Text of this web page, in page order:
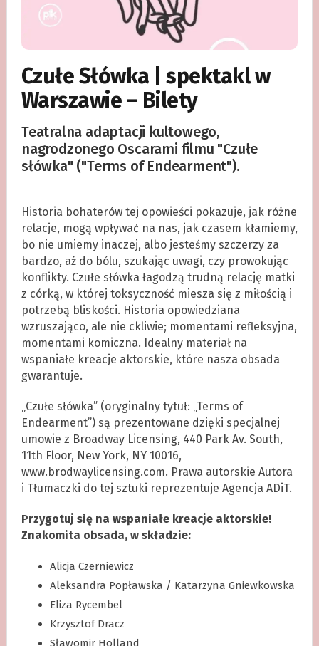
Czułe Słówka | spektakl w
Warszawie – Bilety
Teatralna adaptacji kultowego,
nagrodzonego Oscarami filmu "Czułe
słówka" ("Terms of Endearment").
Historia bohaterów tej opowieści pokazuje, jak różne
relacje, mogą wpływać na nas, jak czasem kłamiemy,
bo nie umiemy inaczej, albo jesteśmy szczerzy za
bardzo, aż do bólu, szukając uwagi, czy prowokując
konflikty. Czułe słówka łagodzą trudną relację matki
z córką, w której toksyczność miesza się z miłością i
potrzebą bliskości. Historia opowiedziana
wzruszająco, ale nie ckliwie; momentami refleksyjna,
momentami komiczna. Idealny materiał na
wspaniałe kreacje aktorskie, które nasza obsada
gwarantuje.
„Czułe słówka” (oryginalny tytuł: „Terms of
Endearment”) są prezentowane dzięki specjalnej
umowie z Broadway Licensing, 440 Park Av. South,
11th Floor, New York, NY 10016,
www.brodwaylicensing.com. Prawa autorskie Autora
i Tłumaczki do tej sztuki reprezentuje Agencja ADiT.
Przygotuj się na wspaniałe kreacje aktorskie!
Znakomita obsada, w składzie:
Alicja Czerniewicz
Aleksandra Popławska / Katarzyna Gniewkowska
Eliza Rycembel
Krzysztof Dracz
Sławomir Holland